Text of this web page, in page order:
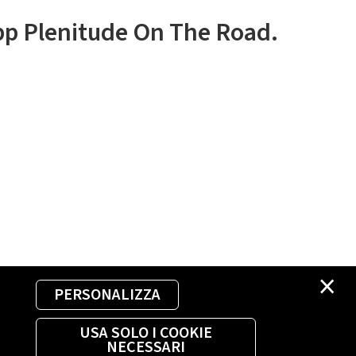
×
PERSONALIZZA
USA SOLO I COOKIE
NECESSARI
Plenitude On The Road.